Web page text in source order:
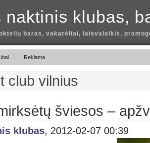
naktinis klubas,
baras, vakarėliai, laisvalaikis,
Reklama
club vilnius
šviesos –
klubas, 2012-02-07 00:39